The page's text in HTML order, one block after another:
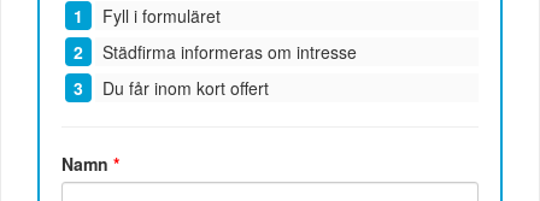
Fyll i formuläret
Städfirma informeras om intresse
Du får inom kort offert
Namn*